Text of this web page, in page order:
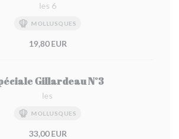
les 6
MOLLUSQUES
19,80 EUR
Gillardeau N°3
les
MOLLUSQUES
33,00 EUR